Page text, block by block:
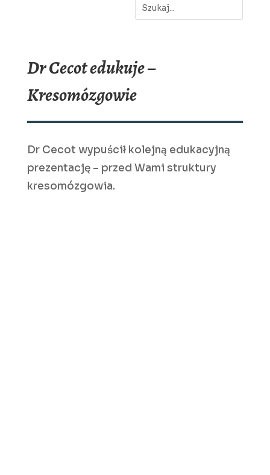
Dr Cecot edukuje –
Kresomózgowie
Dr Cecot wypuścił kolejną edukacyjną
prezentację – przed Wami struktury
kresomózgowia.